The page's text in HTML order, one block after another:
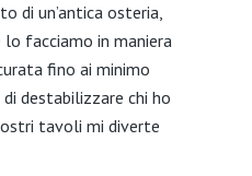
di un’antica osteria,
facciamo in maniera
fino ai minimo
destabilizzare chi ho
tavoli mi diverte